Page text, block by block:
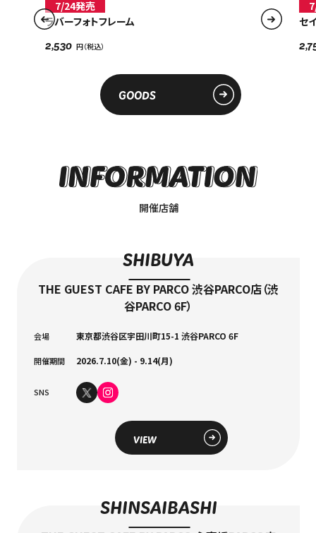
7/24発売
ラバーフォトフレーム
2,530
セ
GOODS
開催店舗
SHIBUYA
THE GUEST CAFE BY PARCO 渋谷PARCO店（渋
谷PARCO 6F）
会場 東京都渋⾕区宇⽥川町15-1 渋⾕PARCO 6F
開催期間 2026.7.10(金) - 9.14(月)
SNS
VIEW
SHINSAIBASHI